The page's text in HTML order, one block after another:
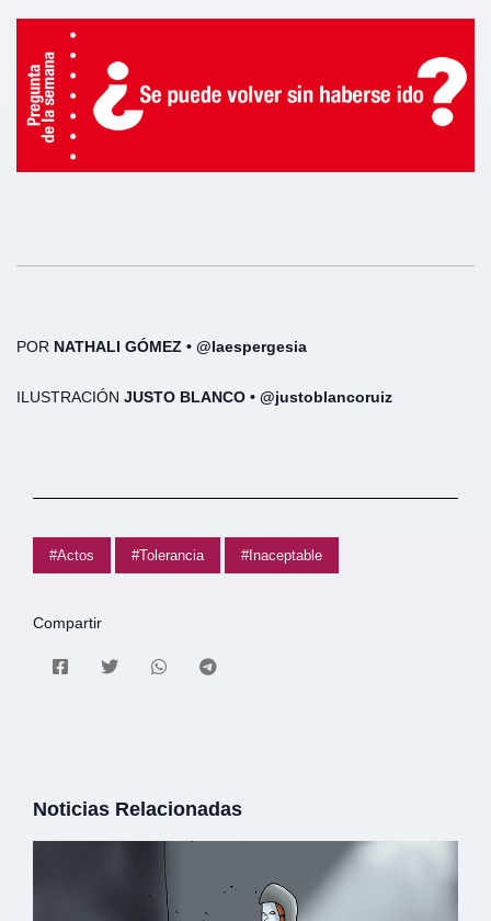
POR NATHALI GÓMEZ • @laespergesia
ILUSTRACIÓN JUSTO BLANCO • @justoblancoruiz
#Actos #Tolerancia #Inaceptable
Compartir
Noticias Relacionadas